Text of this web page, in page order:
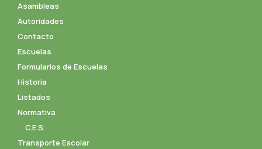
Asambleas
Autoridades
Contacto
Escuelas
Formularios de Escuelas
Historia
Listados
Normativa
C.E.S.
Transporte Escolar